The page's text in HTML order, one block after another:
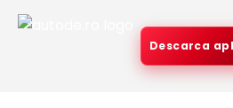
Descarca